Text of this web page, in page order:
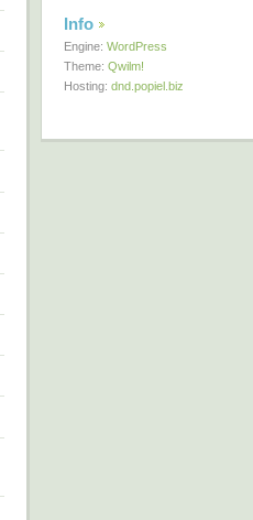
Info
Engine: WordPress
Theme: Qwilm!
Hosting: dnd.popiel.biz